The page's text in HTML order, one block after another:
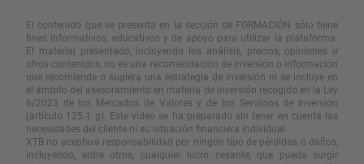
El contenido que se presenta en la sección de FORMACIÓN sólo tiene
fines informativos, educativos y de apoyo para utilizar la plataforma.
El material presentado, incluyendo los análisis, precios, opiniones u
otros contenidos, no es una recomendación de inversión o información
que recomiende o sugiera una estrategia de inversión ni se incluye en
el ámbito del asesoramiento en materia de inversión recogido en la Ley
6/2023 de los Mercados de Valores y de los Servicios de Inversión
(artículo 125.1 g). Este vídeo se ha preparado sin tener en cuenta las
necesidades del cliente ni su situación financiera individual.
XTB no aceptará responsabilidad por ningún tipo de pérdidas o daños,
incluyendo, entre otros, cualquier lucro cesante, que pueda surgir